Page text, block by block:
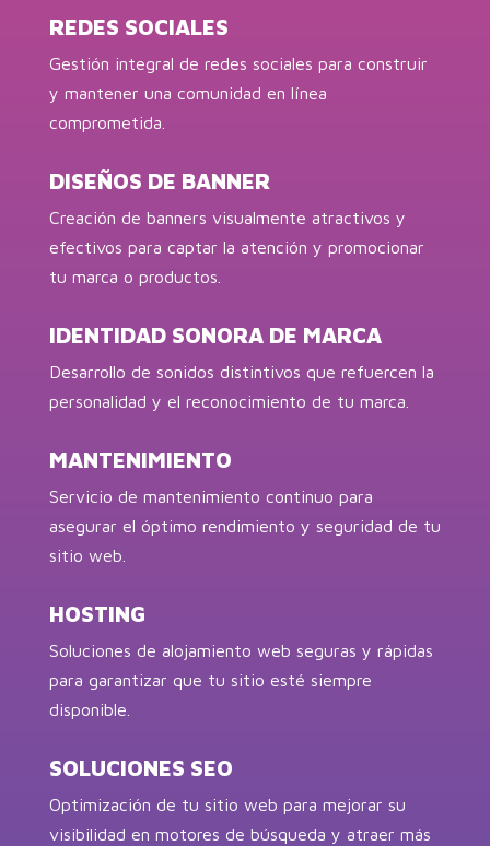
REDES SOCIALES
Gestión integral de redes sociales para construir
y mantener una comunidad en línea
comprometida.
DISEÑOS DE BANNER
Creación de banners visualmente atractivos y
efectivos para captar la atención y promocionar
tu marca o productos.
IDENTIDAD SONORA DE MARCA
Desarrollo de sonidos distintivos que refuercen la
personalidad y el reconocimiento de tu marca.
MANTENIMIENTO
Servicio de mantenimiento continuo para
asegurar el óptimo rendimiento y seguridad de tu
sitio web.
HOSTING
Soluciones de alojamiento web seguras y rápidas
para garantizar que tu sitio esté siempre
disponible.
SOLUCIONES SEO
Optimización de tu sitio web para mejorar su
visibilidad en motores de búsqueda y atraer más